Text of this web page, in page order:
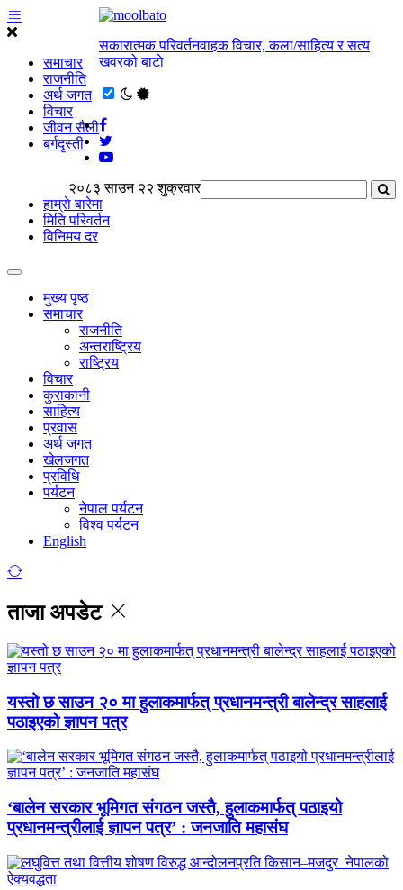
समाचार
राजनीति
अर्थ जगत
विचार
जीवन सैली
बर्गदृस्ती
सकारात्मक परिवर्तनवाहक विचार, कला/साहित्य र सत्य
खवरको बाटाे
२०८३ साउन २२ शुक्रवार
हाम्राे बारेमा
मिति परिवर्तन
विनिमय दर
मुख्य पृष्ठ
समाचार
राजनीति
अन्तराष्ट्रिय
राष्ट्रिय
विचार
कुराकानी
साहित्य
प्रवास
अर्थ जगत
खेलजगत
प्रविधि
पर्यटन
नेपाल पर्यटन
विश्व पर्यटन
English
ताजा अपडेट
यस्तो छ साउन २० मा हुलाकमार्फत् प्रधानमन्त्री बालेन्द्र साहलाई
पठाइएको ज्ञापन पत्र
‘बालेन सरकार भूमिगत संगठन जस्तै, हुलाकमार्फत् पठाइयो
प्रधानमन्त्रीलाई ज्ञापन पत्र’ : जनजाति महासंघ